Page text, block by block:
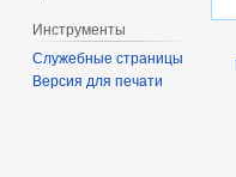
Инструменты
Служебные страницы
Версия для печати